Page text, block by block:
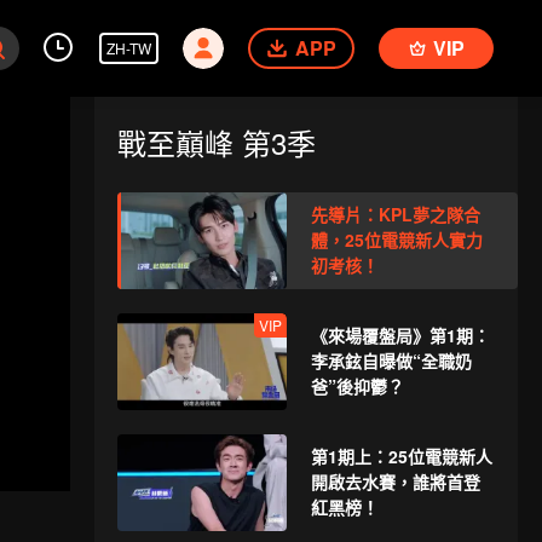
ZH-TW APP VIP
戰至巔峰 第3季
先導片：KPL夢之隊合
體，25位電競新人實力
初考核！
VIP
《來場覆盤局》第1期：
李承鉉自曝做“全職奶
爸”後抑鬱？
第1期上：25位電競新人
開啟去水賽，誰將首登
紅黑榜！